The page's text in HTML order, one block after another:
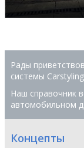
Рады
системы
Наш справочник
автомобильном
Концепты